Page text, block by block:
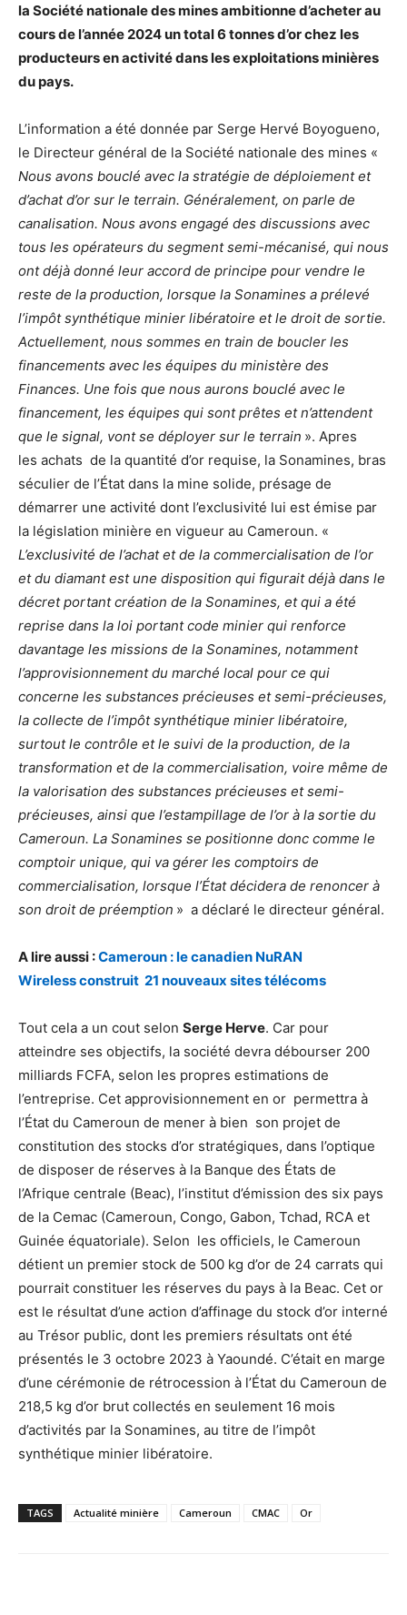
la Société nationale des mines ambitionne d’acheter au
cours de l’année 2024 un total 6 tonnes d’or chez les
producteurs en activité dans les exploitations minières
du pays.
L’information a été donnée par Serge Hervé Boyogueno,
le Directeur général de la Société nationale des mines «
Nous avons bouclé avec la stratégie de déploiement et
d’achat d’or sur le terrain. Généralement, on parle de
canalisation. Nous avons engagé des discussions avec
tous les opérateurs du segment semi-mécanisé, qui nous
ont déjà donné leur accord de principe pour vendre le
reste de la production, lorsque la Sonamines a prélevé
l’impôt synthétique minier libératoire et le droit de sortie.
Actuellement, nous sommes en train de boucler les
financements avec les équipes du ministère des
Finances. Une fois que nous aurons bouclé avec le
financement, les équipes qui sont prêtes et n’attendent
que le signal, vont se déployer sur le terrain ». Apres
les achats de la quantité d’or requise, la Sonamines, bras
séculier de l’État dans la mine solide, présage de
démarrer une activité dont l’exclusivité lui est émise par
la législation minière en vigueur au Cameroun. «
L’exclusivité de l’achat et de la commercialisation de l’or
et du diamant est une disposition qui figurait déjà dans le
décret portant création de la Sonamines, et qui a été
reprise dans la loi portant code minier qui renforce
davantage les missions de la Sonamines, notamment
l’approvisionnement du marché local pour ce qui
concerne les substances précieuses et semi-précieuses,
la collecte de l’impôt synthétique minier libératoire,
surtout le contrôle et le suivi de la production, de la
transformation et de la commercialisation, voire même de
la valorisation des substances précieuses et semi-
précieuses, ainsi que l’estampillage de l’or à la sortie du
Cameroun. La Sonamines se positionne donc comme le
comptoir unique, qui va gérer les comptoirs de
commercialisation, lorsque l’État décidera de renoncer à
son droit de préemption » a déclaré le directeur général.
A lire aussi :Cameroun : le canadien NuRAN
Wireless construit 21 nouveaux sites télécoms
Tout cela a un cout selon Serge Herve. Car pour
atteindre ses objectifs, la société devra débourser 200
milliards FCFA, selon les propres estimations de
l’entreprise. Cet approvisionnement en or permettra à
l’État du Cameroun de mener à bien son projet de
constitution des stocks d’or stratégiques, dans l’optique
de disposer de réserves à la Banque des États de
l’Afrique centrale (Beac), l’institut d’émission des six pays
de la Cemac (Cameroun, Congo, Gabon, Tchad, RCA et
Guinée équatoriale). Selon les officiels, le Cameroun
détient un premier stock de 500 kg d’or de 24 carrats qui
pourrait constituer les réserves du pays à la Beac. Cet or
est le résultat d’une action d’affinage du stock d’or interné
au Trésor public, dont les premiers résultats ont été
présentés le 3 octobre 2023 à Yaoundé. C’était en marge
d’une cérémonie de rétrocession à l’État du Cameroun de
218,5 kg d’or brut collectés en seulement 16 mois
d’activités par la Sonamines, au titre de l’impôt
synthétique minier libératoire.
TAGS Actualité minière Cameroun CMAC Or